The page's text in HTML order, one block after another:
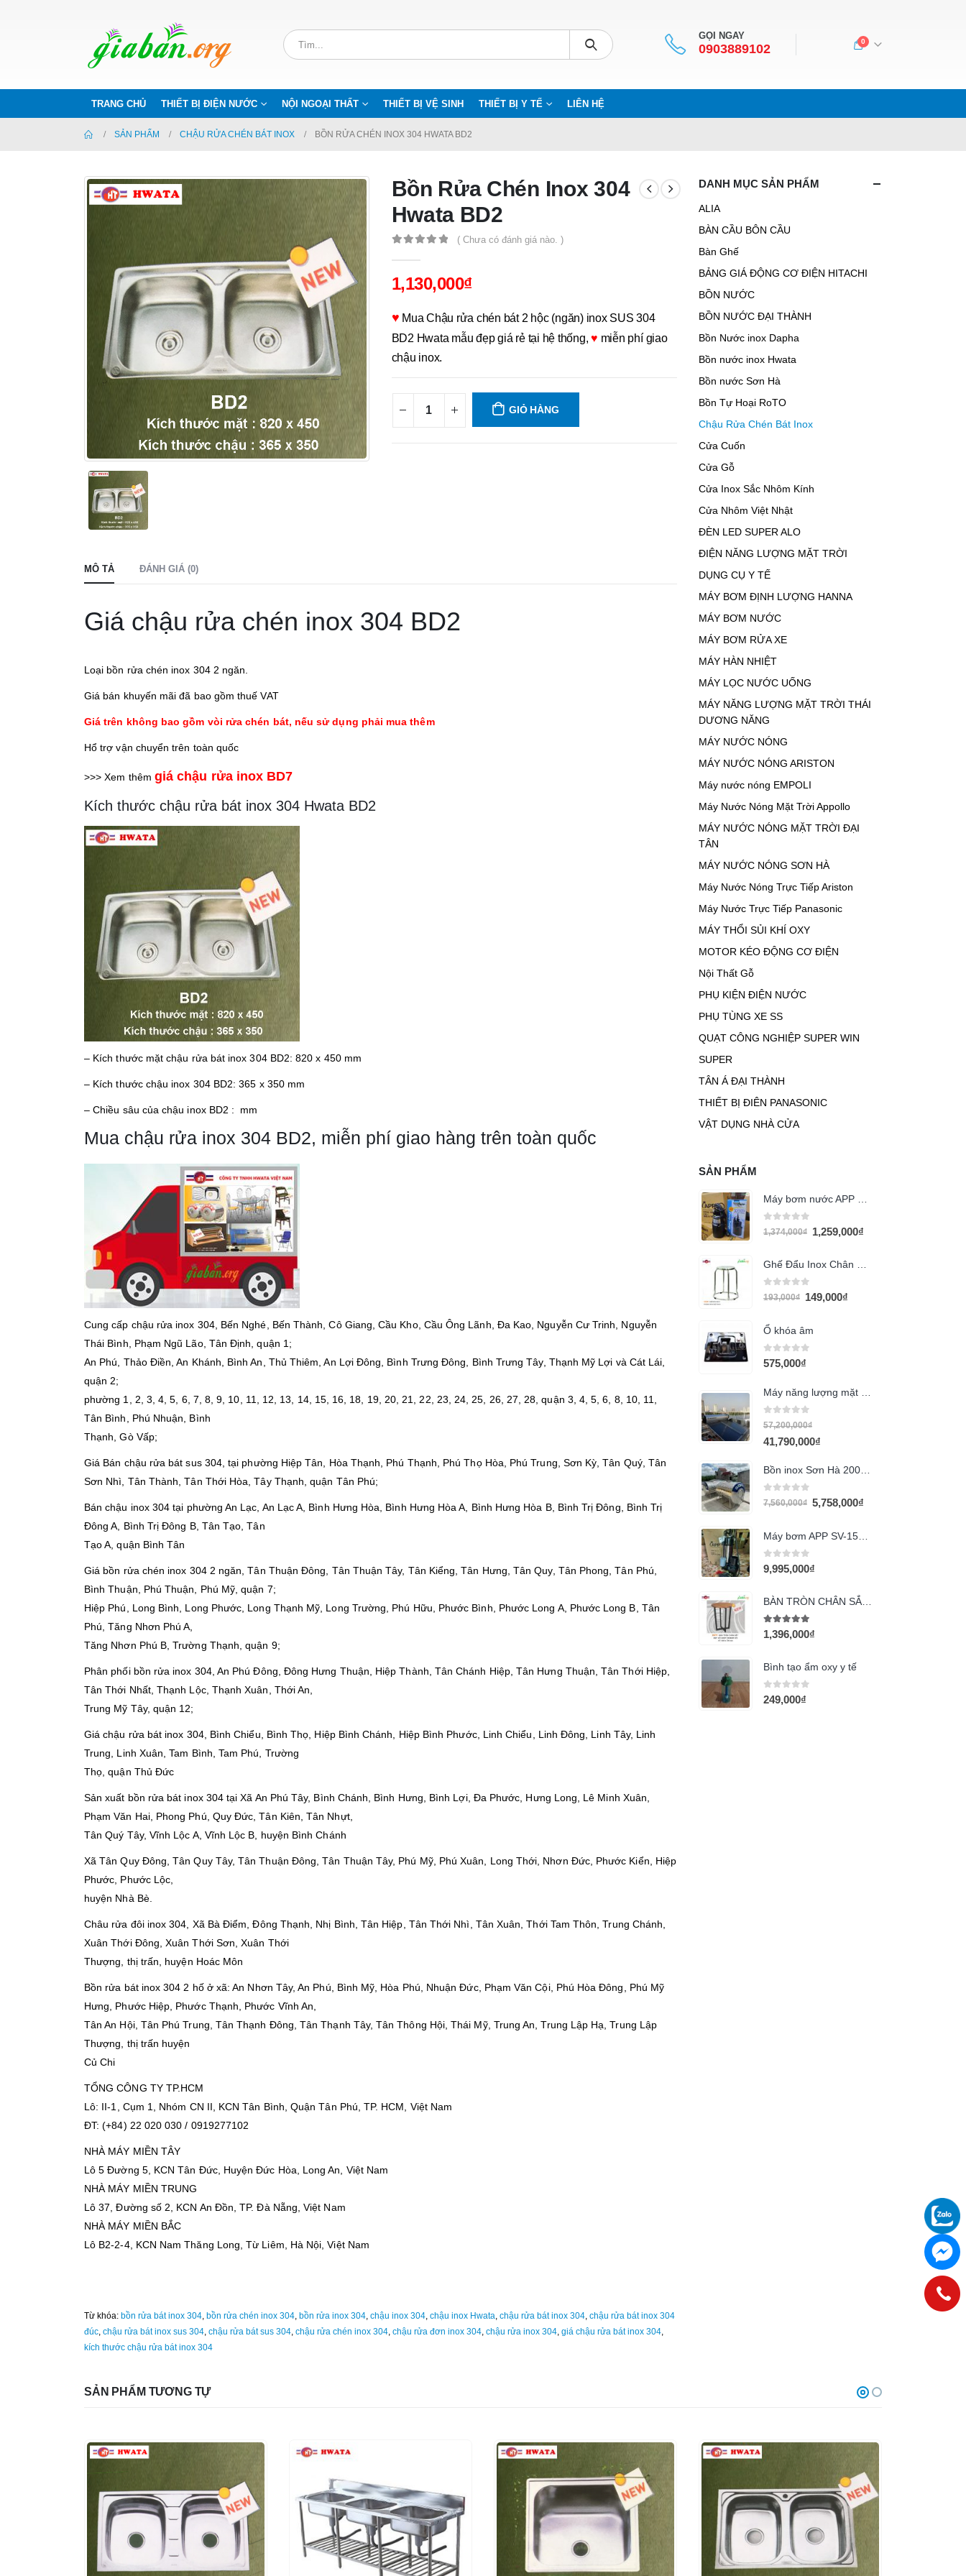
GỌI NGAY
0903889102
0
TRANG CHỦ THIẾT BỊ ĐIỆN NƯỚC NỘI NGOẠI THẤT THIẾT BỊ VỆ SINH THIẾT BỊ Y TẾ LIÊN HỆ
SẢN PHẨM CHẬU RỬA CHÉN BÁT INOX BỒN RỬA CHÉN INOX 304 HWATA BD2
Bồn Rửa Chén Inox 304
Hwata BD2
( Chưa có đánh giá nào. )
1,130,000₫
♥ Mua Chậu rửa chén bát 2 hộc (ngăn) inox SUS 304
BD2 Hwata mẫu đẹp giá rẻ tại hệ thống,♥ miễn phí giao
chậu inox.
GIỎ HÀNG
MÔ TẢ ĐÁNH GIÁ (0)
Giá chậu rửa chén inox 304 BD2
Loại bồn rửa chén inox 304 2 ngăn.
Giá bán khuyến mãi đã bao gồm thuế VAT
Giá trên không bao gồm vòi rửa chén bát, nếu sử dụng phải mua thêm
Hổ trợ vận chuyển trên toàn quốc
>>> Xem thêm giá chậu rửa inox BD7
Kích thước chậu rửa bát inox 304 Hwata BD2
– Kích thước mặt chậu rửa bát inox 304 BD2: 820 x 450 mm
– Kích thước chậu inox 304 BD2: 365 x 350 mm
– Chiều sâu của chậu inox BD2 : mm
Mua chậu rửa inox 304 BD2, miễn phí giao hàng trên toàn quốc
Cung cấp chậu rửa inox 304, Bến Nghé, Bến Thành, Cô Giang, Cầu Kho, Cầu Ông Lãnh, Đa Kao, Nguyễn Cư Trinh, Nguyễn
Thái Bình, Phạm Ngũ Lão, Tân Định, quận 1;
An Phú, Thảo Điền, An Khánh, Bình An, Thủ Thiêm, An Lợi Đông, Bình Trưng Đông, Bình Trưng Tây, Thạnh Mỹ Lợi và Cát Lái,
quận 2;
phường 1, 2, 3, 4, 5, 6, 7, 8, 9, 10, 11, 12, 13, 14, 15, 16, 18, 19, 20, 21, 22, 23, 24, 25, 26, 27, 28, quận 3, 4, 5, 6, 8, 10, 11,
Tân Bình, Phú Nhuận, Bình
Thạnh, Gò Vấp;
Giá Bán chậu rửa bát sus 304, tại phường Hiệp Tân, Hòa Thạnh, Phú Thạnh, Phú Thọ Hòa, Phú Trung, Sơn Kỳ, Tân Quý, Tân
Sơn Nhì, Tân Thành, Tân Thới Hòa, Tây Thạnh, quận Tân Phú;
Bán chậu inox 304 tại phường An Lạc, An Lạc A, Bình Hưng Hòa, Bình Hưng Hòa A, Bình Hưng Hòa B, Bình Trị Đông, Bình Trị
Đông A, Bình Trị Đông B, Tân Tạo, Tân
Tạo A, quận Bình Tân
Giá bồn rửa chén inox 304 2 ngăn, Tân Thuận Đông, Tân Thuận Tây, Tân Kiểng, Tân Hưng, Tân Quy, Tân Phong, Tân Phú,
Bình Thuận, Phú Thuận, Phú Mỹ, quận 7;
Hiệp Phú, Long Bình, Long Phước, Long Thạnh Mỹ, Long Trường, Phú Hữu, Phước Bình, Phước Long A, Phước Long B, Tân
Phú, Tăng Nhơn Phú A,
Tăng Nhơn Phú B, Trường Thạnh, quận 9;
Phân phối bồn rửa inox 304, An Phú Đông, Đông Hưng Thuận, Hiệp Thành, Tân Chánh Hiệp, Tân Hưng Thuận, Tân Thới Hiệp,
Tân Thới Nhất, Thạnh Lộc, Thạnh Xuân, Thới An,
Trung Mỹ Tây, quận 12;
Giá chậu rửa bát inox 304, Bình Chiểu, Bình Thọ, Hiệp Bình Chánh, Hiệp Bình Phước, Linh Chiểu, Linh Ðông, Linh Tây, Linh
Trung, Linh Xuân, Tam Bình, Tam Phú, Trường
Thọ, quận Thủ Đức
Sản xuất bồn rửa bát inox 304 tại Xã An Phú Tây, Bình Chánh, Bình Hưng, Bình Lợi, Đa Phước, Hưng Long, Lê Minh Xuân,
Phạm Văn Hai, Phong Phú, Quy Đức, Tân Kiên, Tân Nhựt,
Tân Quý Tây, Vĩnh Lộc A, Vĩnh Lộc B, huyện Bình Chánh
Xã Tân Quy Đông, Tân Quy Tây, Tân Thuận Đông, Tân Thuận Tây, Phú Mỹ, Phú Xuân, Long Thới, Nhơn Đức, Phước Kiển, Hiệp
Phước, Phước Lộc,
huyện Nhà Bè.
Châu rửa đôi inox 304, Xã Bà Điểm, Đông Thạnh, Nhị Bình, Tân Hiệp, Tân Thới Nhì, Tân Xuân, Thới Tam Thôn, Trung Chánh,
Xuân Thới Đông, Xuân Thới Sơn, Xuân Thới
Thượng, thị trấn, huyện Hoác Môn
Bồn rửa bát inox 304 2 hố ở xã: An Nhơn Tây, An Phú, Bình Mỹ, Hòa Phú, Nhuận Đức, Phạm Văn Cội, Phú Hòa Đông, Phú Mỹ
Hưng, Phước Hiệp, Phước Thạnh, Phước Vĩnh An,
Tân An Hội, Tân Phú Trung, Tân Thạnh Đông, Tân Thạnh Tây, Tân Thông Hội, Thái Mỹ, Trung An, Trung Lập Hạ, Trung Lập
Thượng, thị trấn huyện
Củ Chi
TỔNG CÔNG TY TP.HCM
Lô: II-1, Cụm 1, Nhóm CN II, KCN Tân Bình, Quận Tân Phú, TP. HCM, Việt Nam
ĐT: (+84) 22 020 030 / 0919277102
NHÀ MÁY MIỀN TÂY
Lô 5 Đường 5, KCN Tân Đức, Huyện Đức Hòa, Long An, Việt Nam
NHÀ MÁY MIỀN TRUNG
Lô 37, Đường số 2, KCN An Đồn, TP. Đà Nẵng, Việt Nam
NHÀ MÁY MIỀN BẮC
Lô B2-2-4, KCN Nam Thăng Long, Từ Liêm, Hà Nội, Việt Nam
Từ khóa: bồn rửa bát inox 304, bồn rửa chén inox 304, bồn rửa inox 304, chậu inox 304, chậu inox Hwata, chậu rửa bát inox 304, chậu rửa bát inox 304
đúc, chậu rửa bát inox sus 304, chậu rửa bát sus 304, chậu rửa chén inox 304, chậu rửa đơn inox 304, chậu rửa inox 304, giá chậu rửa bát inox 304,
kích thước chậu rửa bát inox 304
DANH MỤC SẢN PHẨM
ALIA
BÀN CẦU BÔN CẦU
Bàn Ghế
BẢNG GIÁ ĐỘNG CƠ ĐIỆN HITACHI
BỒN NƯỚC
BỒN NƯỚC ĐẠI THÀNH
Bồn Nước inox Dapha
Bồn nước inox Hwata
Bồn nước Sơn Hà
Bồn Tự Hoại RoTO
Chậu Rửa Chén Bát Inox
Cửa Cuốn
Cửa Gỗ
Cửa Inox Sắc Nhôm Kính
Cửa Nhôm Việt Nhật
ĐÈN LED SUPER ALO
ĐIỆN NĂNG LƯỢNG MẶT TRỜI
DỤNG CỤ Y TẾ
MÁY BƠM ĐỊNH LƯỢNG HANNA
MÁY BƠM NƯỚC
MÁY BƠM RỬA XE
MÁY HÀN NHIỆT
MÁY LỌC NƯỚC UỐNG
MÁY NĂNG LƯỢNG MẶT TRỜI THÁI
DƯƠNG NĂNG
MÁY NƯỚC NÓNG
MÁY NƯỚC NÓNG ARISTON
Máy nước nóng EMPOLI
Máy Nước Nóng Mặt Trời Appollo
MÁY NƯỚC NÓNG MẶT TRỜI ĐẠI
TÂN
MÁY NƯỚC NÓNG SƠN HÀ
Máy Nước Nóng Trực Tiếp Ariston
Máy Nước Trực Tiếp Panasonic
MÁY THỔI SỦI KHÍ OXY
MOTOR KÉO ĐỘNG CƠ ĐIỆN
Nội Thất Gỗ
PHỤ KIỆN ĐIỆN NƯỚC
PHỤ TÙNG XE SS
QUẠT CÔNG NGHIỆP SUPER WIN
SUPER
TÂN Á ĐẠI THÀNH
THIẾT BỊ ĐIÊN PANASONIC
VẬT DỤNG NHÀ CỬA
SẢN PHẨM
0 out of 5
1,374,000₫ 1,259,000₫
0 out of 5
193,000₫ 149,000₫
Ổ khóa âm
0out of 5
575,000₫
0out of 5
57,200,000₫
41,790,000₫
0 out of 5
7,560,000₫ 5,758,000₫
0 out of 5
9,995,000₫
5.00out of 5
1,396,000₫
Bình tạo ẩm oxy y tế
0out of 5
249,000₫
SẢN PHẨM TƯƠNG TỰ